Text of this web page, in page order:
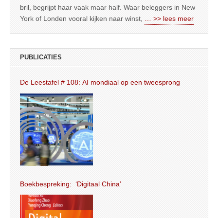
bril, begrijpt haar vaak maar half. Waar beleggers in New
York of Londen vooral kijken naar winst,
… >> lees meer
PUBLICATIES
De Leestafel # 108: AI mondiaal op een tweesprong
Boekbespreking: ‘Digitaal China’